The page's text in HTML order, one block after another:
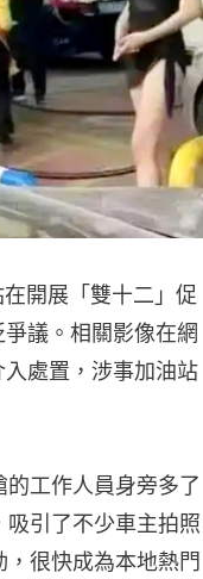
開展「雙十二」促
議。相關影像在網
處置，涉事加油站
工作人員身旁多了
引了不少車主拍照
很快成為本地熱門